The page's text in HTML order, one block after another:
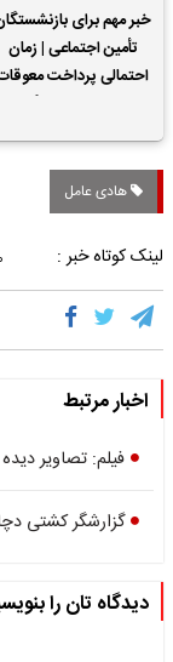
خبر مهم برای
تأمین اجتماعی | زمان
احتمالی پرداخت
هادی عامل
لینک کوتاه خبر :
اخبار مرتبط
فیلم: تصاویر
گزارشگر کشتی
دیدگاه تان را